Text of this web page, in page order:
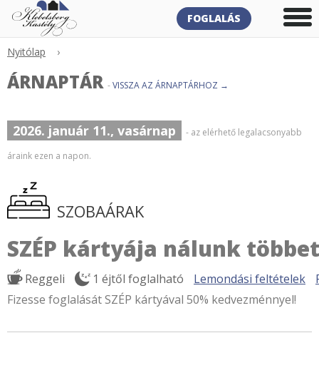
FOGLALÁS
Nyitólap ›
ÁRNAPTÁR -VISSZA AZ ÁRNAPTÁRHOZ →
2026. január 11., vasárnap
- az elérhető legalacsonyabb
áraink ezen a napon.
SZOBAÁRAK
SZÉP kártyája nálunk
Reggeli 1 éjtől foglalható Lemondási feltételek
Fizesse foglalását SZÉP kártyával 50% kedvezménnyel!